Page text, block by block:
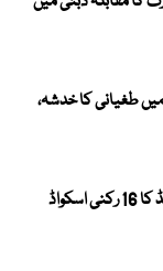
میں طغیانی کا خدشہ،
پاکستان کیخلاف ٹیسٹ سیریز ، انگلینڈ کا 16 رکنی اسکواڈ